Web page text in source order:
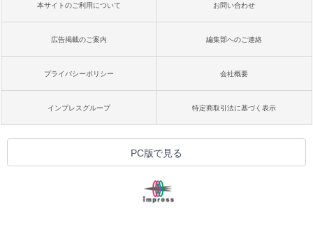
本サイトのご利用について お問い合わせ
広告掲載のご案内 編集部へのご連絡
プライバシーポリシー 会社概要
インプレスグループ 特定商取引法に基づく表示
PC版で見る